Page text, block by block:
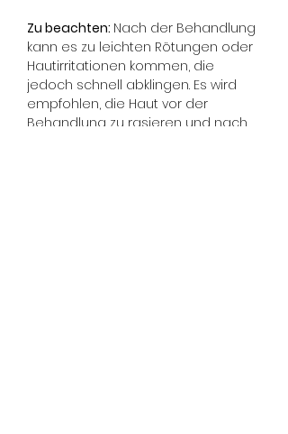
Zu beachten: Nach der Behandlung
kann es zu leichten Rötungen oder
Hautirritationen kommen, die
jedoch schnell abklingen. Es wird
empfohlen, die Haut vor der
Behandlung zu rasieren und nach